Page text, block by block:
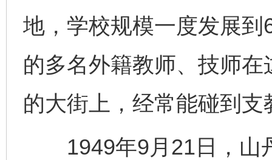
地，学校规模一度发展
的多名外籍教师、技师
的大街上，经常能碰到支
1949年9月21日，山